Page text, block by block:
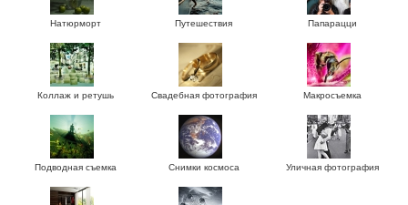
Натюрморт Путешествия Папарацци
Коллаж и ретушь Свадебная фотография Макросъемка
Подводная съемка Снимки космоса Уличная фотография